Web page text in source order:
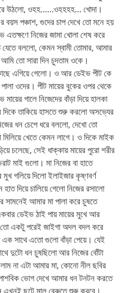
করে উঠলো, ওহহ……ওহহহহ… খোদা।
পঞ্চাশ, গুদের চাপ দেখে তো মনে হয়
এতক্ষণে নিজের জামা খোলা শেষ করে
যেতে বললো, কেমন স্বামী তোমার, আমার
তো সারা দিন চুদতাম ওকে।
এগিয়ে গেলো। ও আর ডেইভ পীট কে
ওদের। পীট মায়ের বুকের ওপর থেকে
গালে নিজেদের বাঁড়া দিয়ে হালকা
তাকিয়ে হাসতে শুরু করলো অসভ্যের
ধন চেপে ধরে বললো, দেখো তো
খেতে কেমন লাগে। ও দিকে মাইক
চলেছে, সেই ধাক্কায় মায়ের পুরো শরীর
মাই গুলো। মা নিজের বা হাতে
মুখ গলিয়ে দিলো ইলাইজার কৃষ্ণবর্ণ
দিয়ে চালিয়ে গেলো নিজের রসালো
সামনেই আমার মা পালা করে চুষতে
ডেইভ ঠাই পায় মায়ের মুখে আর
তো একটু পরেই জাইগা অদল বদল করে
এক সাথে এতো গুলো বাঁড়া পেয়ে। যেই
দুটো ধন চুষছিলো আর নিজের বোঁটা
না এটা আমার মা, কোনো নীল ছবির
ভোগ দেখে আমার ধন টনটন করতে
এখনই ছুটে মাল বেরুতে শুরু করবে।